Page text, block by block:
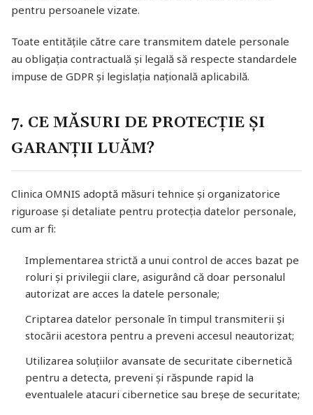
pentru persoanele vizate.
Toate entitățile către care transmitem datele personale
au obligația contractuală și legală să respecte standardele
impuse de GDPR și legislația națională aplicabilă.
7. CE MĂSURI DE PROTECȚIE ȘI
GARANȚII LUĂM?
Clinica OMNIS adoptă măsuri tehnice și organizatorice
riguroase și detaliate pentru protecția datelor personale,
cum ar fi:
Implementarea strictă a unui control de acces bazat pe
roluri și privilegii clare, asigurând că doar personalul
autorizat are acces la datele personale;
Criptarea datelor personale în timpul transmiterii și
stocării acestora pentru a preveni accesul neautorizat;
Utilizarea soluțiilor avansate de securitate cibernetică
pentru a detecta, preveni și răspunde rapid la
eventualele atacuri cibernetice sau breșe de securitate;